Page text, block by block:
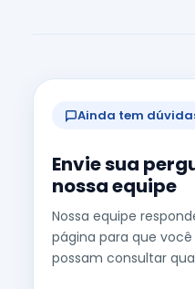
Ainda tem
Envie sua
nossa equipe
Nossa equipe
página para que
possam consultar